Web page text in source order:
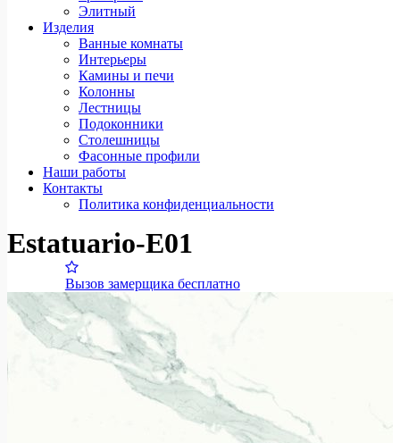
Элитный
Изделия
Ванные комнаты
Интерьеры
Камины и печи
Колонны
Лестницы
Подоконники
Столешницы
Фасонные профили
Наши работы
Контакты
Политика конфиденциальности
Estatuario-E01
Вызов замерщика бесплатно